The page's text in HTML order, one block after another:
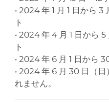
• 2024 年 1 月 1 日から 3
ト
• 2024 年 4 月 1 日から
ト
• 2024 年 6 月 1 日から
• 2024 年 6 月 30 日（
れません。